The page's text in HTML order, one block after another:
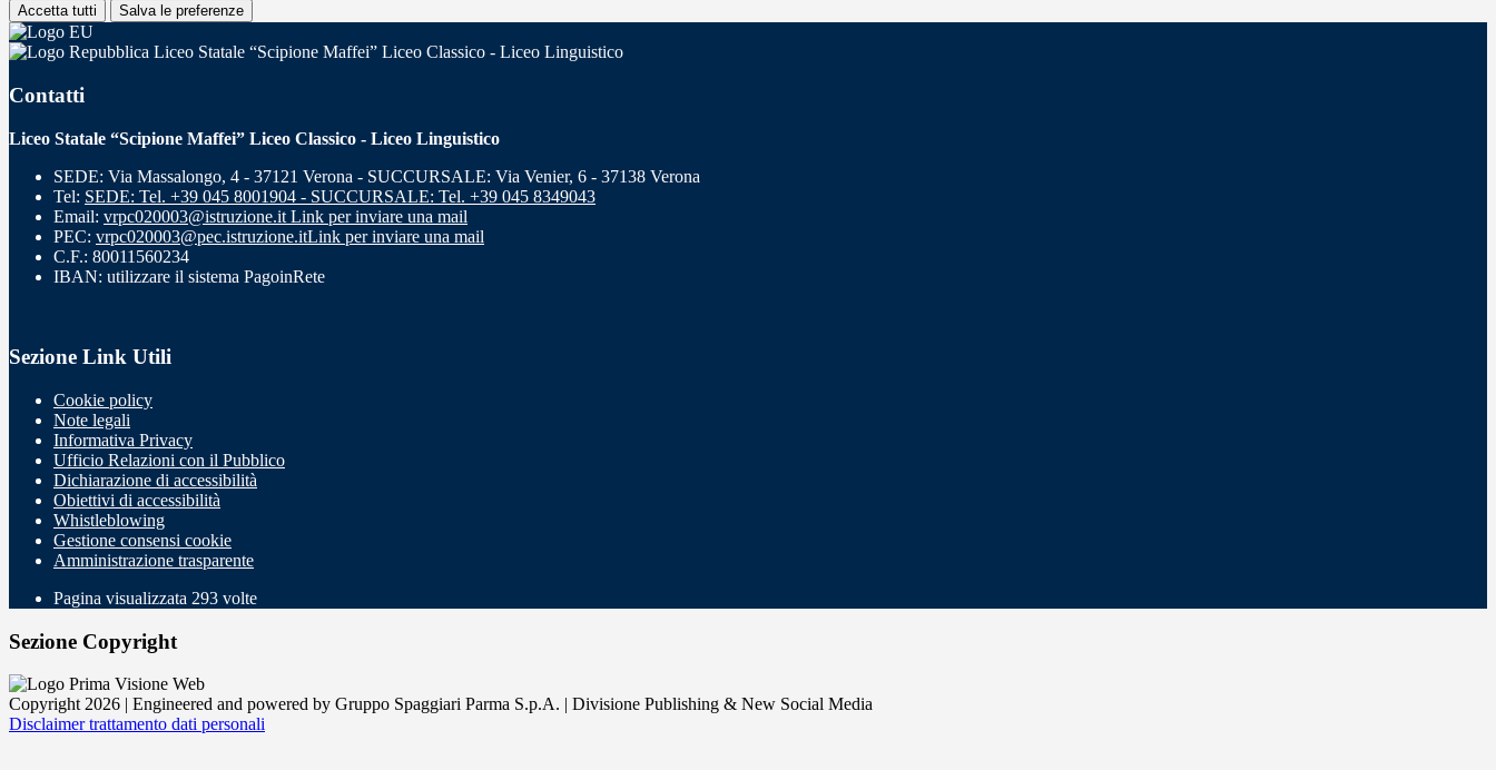
Accetta tutti Salva le preferenze
Liceo Statale “Scipione Maffei” Liceo Classico - Liceo Linguistico
Contatti
Liceo Statale “Scipione Maffei” Liceo Classico - Liceo Linguistico
SEDE: Via Massalongo, 4 - 37121 Verona - SUCCURSALE: Via Venier, 6 - 37138 Verona
Tel: SEDE: Tel. +39 045 8001904 - SUCCURSALE: Tel. +39 045 8349043
Email: vrpc020003@istruzione.it Link per inviare una mail
PEC: vrpc020003@pec.istruzione.itLink per inviare una mail
C.F.: 80011560234
IBAN: utilizzare il sistema PagoinRete
Sezione Link Utili
Cookie policy
Note legali
Informativa Privacy
Ufficio Relazioni con il Pubblico
Dichiarazione di accessibilità
Obiettivi di accessibilità
Whistleblowing
Gestione consensi cookie
Amministrazione trasparente
Pagina visualizzata 293 volte
Sezione Copyright
Copyright 2026 | Engineered and powered by Gruppo Spaggiari Parma S.p.A. | Divisione Publishing & New Social Media
Disclaimer trattamento dati personali